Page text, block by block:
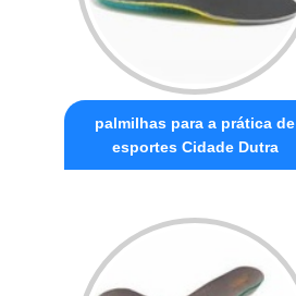
palmilhas para a prática de
esportes Cidade Dutra